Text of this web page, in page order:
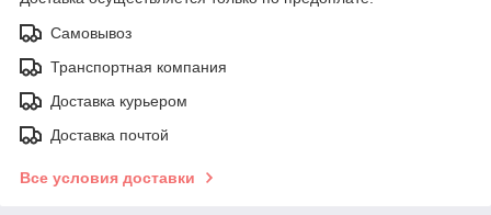
Самовывоз
Транспортная компания
Доставка курьером
Доставка почтой
Все условия доставки